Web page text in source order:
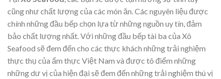
cũng như chất lượng của các món ăn. Các nguyên liệu được
chính những đầu bếp chọn lựa từ những nguồn uy tín, đảm
bảo chất lượng nhất. Với những đầu bếp tài ba của Xô
Seafood sẽ đem đến cho các thực khách những trải nghiệm
thực thụ của ẩm thực Việt Nam và được tô điểm những
những dư vị của hiện đại sẽ đem đến những trải nghiệm thú vị